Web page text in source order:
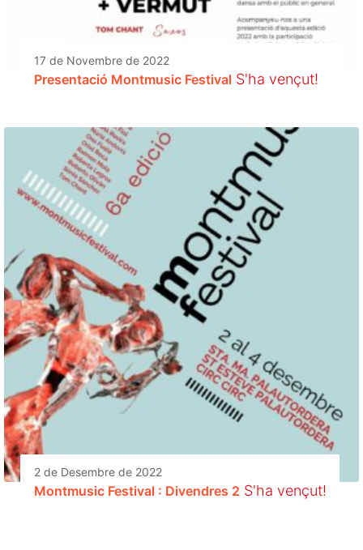
17 de Novembre de 2022
Presentació Montmusic Festival S'ha vençut!
2 de Desembre de 2022
Montmusic Festival : Divendres 2 S'ha vençut!